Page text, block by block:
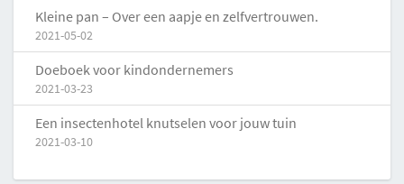
Kleine pan – Over een aapje en zelfvertrouwen.
2021-05-02
Doeboek voor kindondernemers
2021-03-23
Een insectenhotel knutselen voor jouw tuin
2021-03-10